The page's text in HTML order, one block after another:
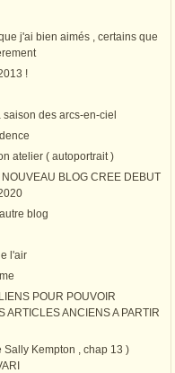
j'ai bien aimés , certains que
!
des arcs-en-ciel
atelier ( autoportrait )
NOUVEAU BLOG CREE DEBUT
blog
l'air
POUR POUVOIR
ARTICLES ANCIENS A PARTIR
Sally Kempton , chap 13 )